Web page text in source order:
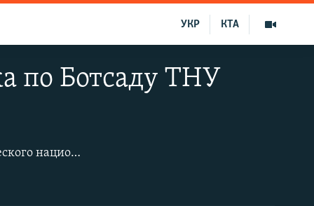
КТА
УКР
по Ботсаду ТНУ
Нынешняя зима – не в пример прошлым, поэтому Ботанический сад Таврического национального университета (переименованный после аннексии Крыма в «Крымский федеральный университет») в предгорном Симферополе – а совсем не в субтропической Ялте – полон жизни, зелени, цветения. В январе 2020 года зацвели даже те растения, которые должны цвести в раннем марте, и мои фото, сделанные в третьей декаде января, этому доказательство.